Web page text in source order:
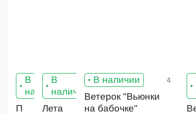
В
наличии
П
В
наличии
3
Лета
В наличии 4
Ветерок "Вьюнки
на бабочке"